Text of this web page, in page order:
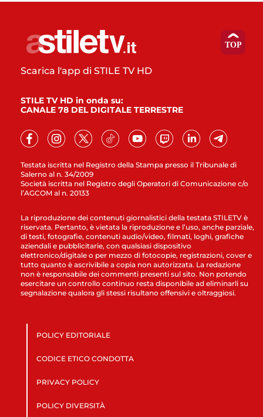
Testata iscritta nel Registro della Stampa presso il Tribunale di
Salerno al n. 34/2009
Società iscritta nel Registro degli Operatori di Comunicazione c/o
l’AGCOM al n. 20133
Scarica l'app di STILE TV HD
STILE TV HD in onda su:
CANALE 78 DEL DIGITALE TERRESTRE
La riproduzione dei contenuti giornalistici della testata STILETV è
riservata. Pertanto, è vietata la riproduzione e l’uso, anche parziale,
di testi, fotografie, contenuti audio/video, filmati, loghi, grafiche
aziendali e pubblicitarie, con qualsiasi dispositivo
elettronico/digitale o per mezzo di fotocopie, registrazioni, cover e
tutto quanto è ascrivibile a copia non autorizzata. La redazione
non è responsabile dei commenti presenti sul sito. Non potendo
esercitare un controllo continuo resta disponibile ad eliminarli su
segnalazione qualora gli stessi risultano offensivi e oltraggiosi.
POLICY EDITORIALE
CODICE ETICO CONDOTTA
PRIVACY POLICY
POLICY DIVERSITÀ